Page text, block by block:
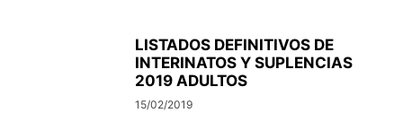
LISTADOS DEFINITIVOS DE
INTERINATOS Y SUPLENCIAS
2019 ADULTOS
15/02/2019